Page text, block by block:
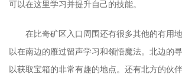
可以在这里学习并提升自己的技能。
在比奇矿区入口周围还有很多其他的有用
以在南边的雁过留声学习和领悟魔法。北边的
以获取宝箱的非常有趣的地点。还有北方的伙